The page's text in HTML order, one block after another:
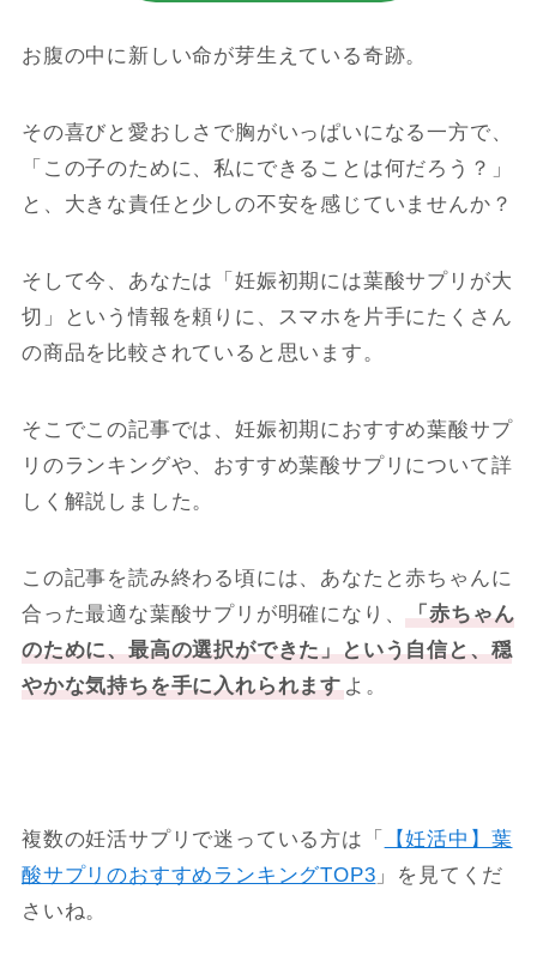
お腹の中に新しい命が芽生えている奇跡。
その喜びと愛おしさで胸がいっぱいになる一方で、
「この子のために、私にできることは何だろう？」
と、大きな責任と少しの不安を感じていませんか？
そして今、あなたは「妊娠初期には葉酸サプリが大
切」という情報を頼りに、スマホを片手にたくさん
の商品を比較されていると思います。
そこでこの記事では、妊娠初期におすすめ葉酸サプ
リのランキングや、おすすめ葉酸サプリについて詳
しく解説しました。
この記事を読み終わる頃には、あなたと赤ちゃんに
合った最適な葉酸サプリが明確になり、「赤ちゃん
のために、最高の選択ができた」という自信と、穏
やかな気持ちを手に入れられます よ。
複数の妊活サプリで迷っている方は「
【妊活中】葉
酸サプリのおすすめランキングTOP3 」を見てくだ
さいね。